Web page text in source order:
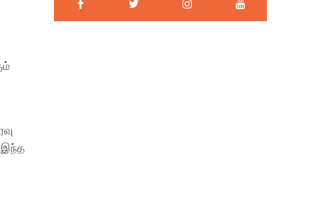
இந்த